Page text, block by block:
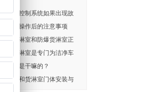
风淋室控制系统如果出现故
障:广州梓净净化实力解答
风淋室操作后的注意事项
防爆风淋室和防爆货淋室正
多人风淋室是专门为洁净车
间人员较多的而定做
风淋室是干嘛的？
风淋室和货淋室门体安装与